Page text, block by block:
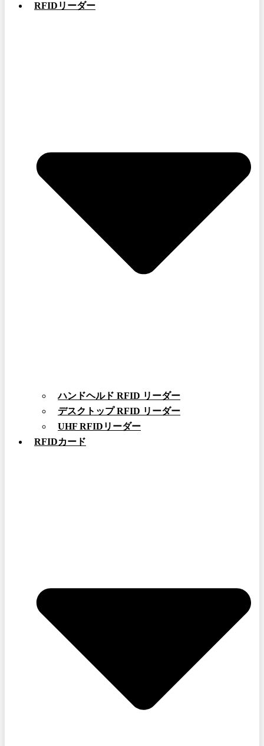
RFIDリーダー
ハンドヘルド RFID リーダー
デスクトップ RFID リーダー
UHF RFIDリーダー
RFIDカード